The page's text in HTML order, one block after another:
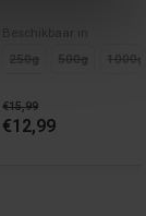
250g
500g 1000g
€15,99
€12,99